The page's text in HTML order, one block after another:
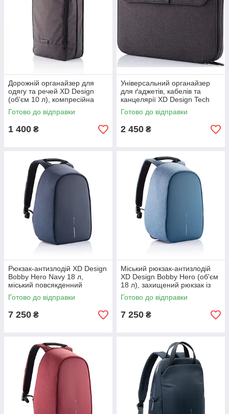
Дорожній органайзер для
одягу та речей XD Design
(об'єм 10 л), компресійна
сумка-несесер для
подорожей, чорний
Готово до відправки
1 400 ₴
Універсальний органайзер
для ґаджетів, кабелів та
канцелярії XD Design Tech
Pouch (1.5 л), дорожній
несесер, чорний
Готово до відправки
2 450 ₴
Рюкзак-антизлодій XD Design
Bobby Hero Navy 18 л,
міський повсякденний
наплічник із захистом від
крадіжок, синій
Готово до відправки
7 250 ₴
Міський рюкзак-антизлодій
XD Design Bobby Hero (об'єм
18 л), захищений рюкзак із
захистом від порізів та
крадіжок, блакитний
Готово до відправки
7 250 ₴